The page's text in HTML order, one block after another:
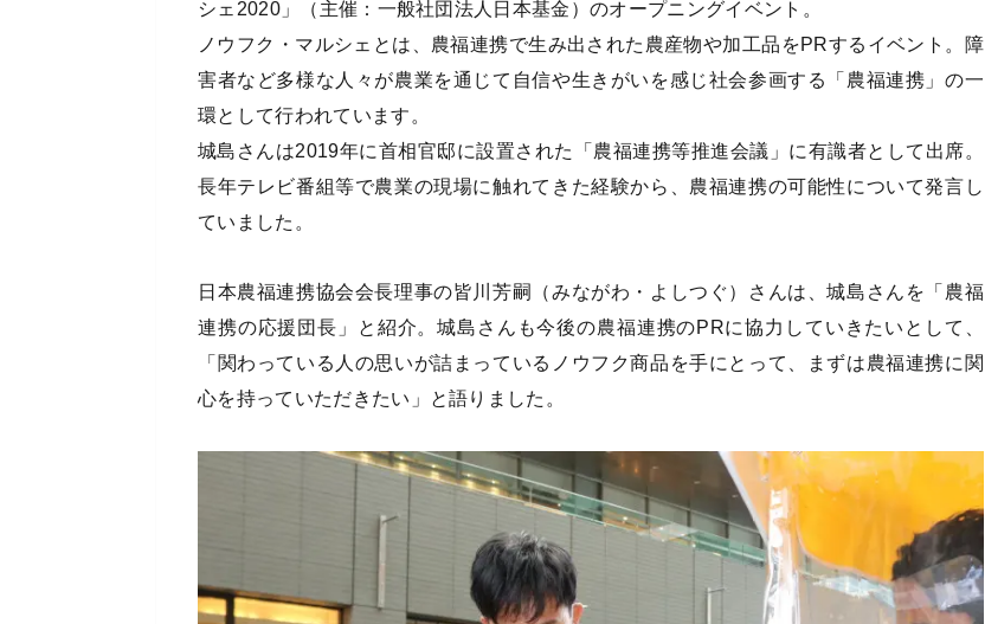
シェ2020」（主催：一般社団法人日本基金）のオープニングイベント。
ノウフク・マルシェとは、農福連携で生み出された農産物や加工品をPRするイベント。障
害者など多様な人々が農業を通じて自信や生きがいを感じ社会参画する「農福連携」の一
環として行われています。
城島さんは2019年に首相官邸に設置された「農福連携等推進会議」に有識者として出席。
長年テレビ番組等で農業の現場に触れてきた経験から、農福連携の可能性について発言し
ていました。
日本農福連携協会会長理事の皆川芳嗣（みながわ・よしつぐ）さんは、城島さんを「農福
連携の応援団長」と紹介。城島さんも今後の農福連携のPRに協力していきたいとして、
「関わっている人の思いが詰まっているノウフク商品を手にとって、まずは農福連携に関
心を持っていただきたい」と語りました。